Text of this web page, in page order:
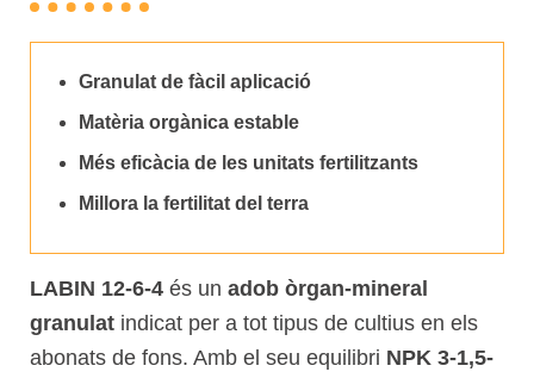
Granulat de fàcil aplicació
Matèria orgànica estable
Més eficàcia de les unitats fertilitzants
Millora la fertilitat del terra
LABIN 12-6-4 és un adob òrgan-mineral
granulat indicat per a tot tipus de cultius en els
abonats de fons. Amb el seu equilibri NPK 3-1,5-